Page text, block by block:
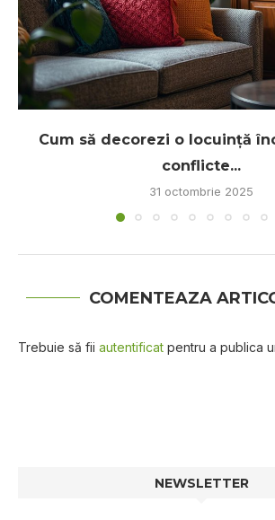
Cum să decorezi o locuință
conflicte...
31 octombrie 2025
COMENTEAZA
Trebuie să fii autentificat pentru a publica
NEWSLETTER